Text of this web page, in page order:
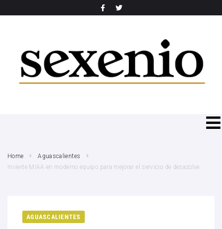
Home
Aguascalientes
Invierte MIAA en moderno equipo para mejorar el servicio de desazolve.
AGUASCALIENTES
SEARCH THIS WEBSITE